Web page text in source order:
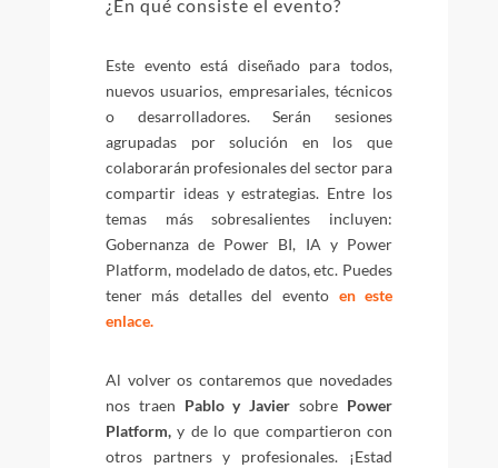
¿En qué consiste el evento?
Este evento está diseñado para todos,
nuevos usuarios, empresariales, técnicos
o desarrolladores. Serán sesiones
agrupadas por solución en los que
colaborarán profesionales del sector para
compartir ideas y estrategias. Entre los
temas más sobresalientes incluyen:
Gobernanza de Power BI, IA y Power
Platform, modelado de datos, etc. Puedes
tener más detalles del evento en este
enlace.
Al volver os contaremos que novedades
nos traen Pablo y Javiersobre Power
Platform,y de lo que compartieron con
otros partners y profesionales. ¡Estad